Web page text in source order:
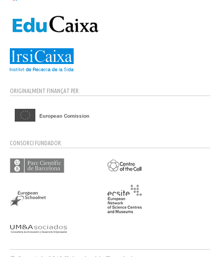
ORIGINALMENT FINANÇAT PER:
CONSORCI FUNDADOR: